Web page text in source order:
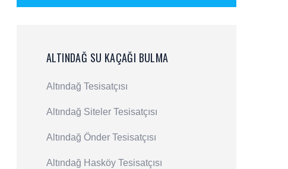
ALTINDAĞ SU KAÇAĞI BULMA
Altındağ Tesisatçısı
Altındağ Siteler Tesisatçısı
Altındağ Önder Tesisatçısı
Altındağ Hasköy Tesisatçısı